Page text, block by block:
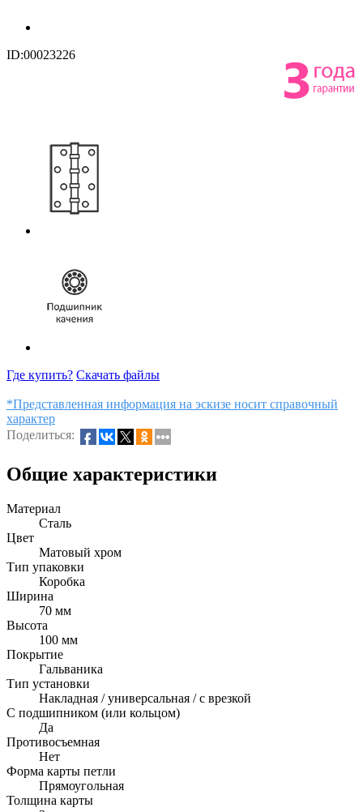
ID:00023226
Где купить? Скачать файлы
*Представленная информация на эскизе носит справочный
характер
Поделиться:
Общие характеристики
Материал
Сталь
Цвет
Матовый хром
Тип упаковки
Коробка
Ширина
70 мм
Высота
100 мм
Покрытие
Гальваника
Тип установки
Накладная / универсальная / с врезкой
С подшипником (или кольцом)
Да
Противосъемная
Нет
Форма карты петли
Прямоугольная
Толщина карты